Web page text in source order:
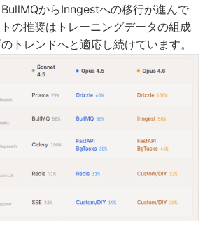
からInngestへの移行が進んで
の推奨はトレーニングデータの組成
トレンドへと適応し続けています。